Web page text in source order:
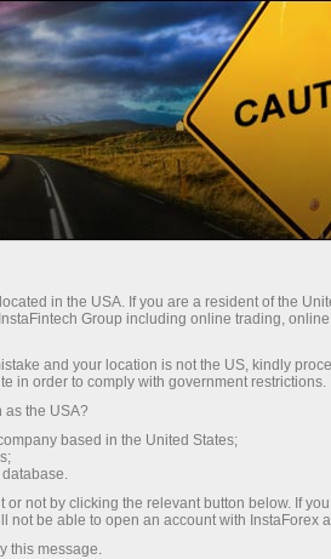
Торгова платформа
Партнерам
in the USA. If you are a resident of the
Group including online trading,
and your location is not the US, kindly
in order to comply with government restrictions.
as the USA?
based in the United States;
not by clicking the relevant button below. If
not be able to open an account with InstaForex
this message.